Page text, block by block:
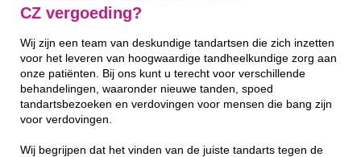
CZ vergoeding?
Wij zijn een team van deskundige tandartsen die zich inzetten
voor het leveren van hoogwaardige tandheelkundige zorg aan
onze patiënten. Bij ons kunt u terecht voor verschillende
behandelingen, waaronder nieuwe tanden, spoed
tandartsbezoeken en verdovingen voor mensen die bang zijn
voor verdovingen.
Wij begrijpen dat het vinden van de juiste tandarts tegen de